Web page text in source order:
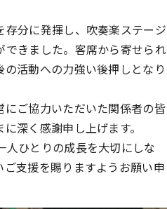
分に発揮し、吹奏楽ステージ
きました。客席から寄せられ
活動への力強い後押しとなり
ご協力いただいた関係者の皆
深く感謝申し上げます。
ひとりの成長を大切にしな
支援を賜りますようお願い申